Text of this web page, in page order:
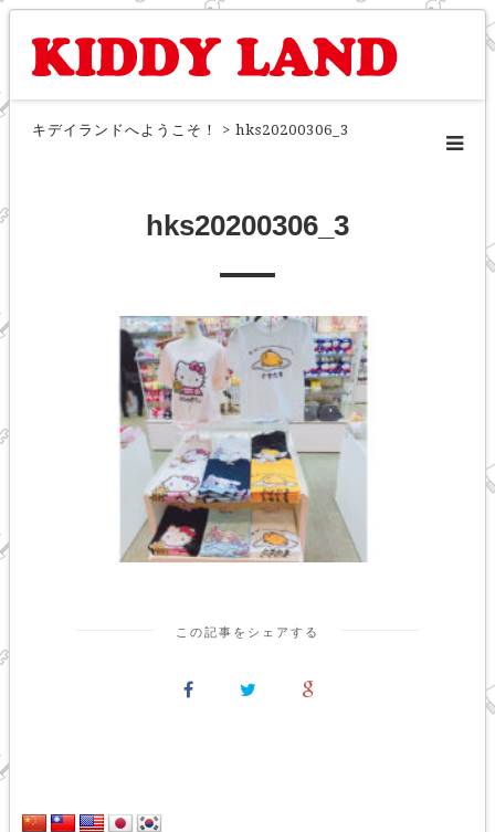
キデイランドへようこそ！ > hks20200306_3
hks20200306_3
この記事をシェアする